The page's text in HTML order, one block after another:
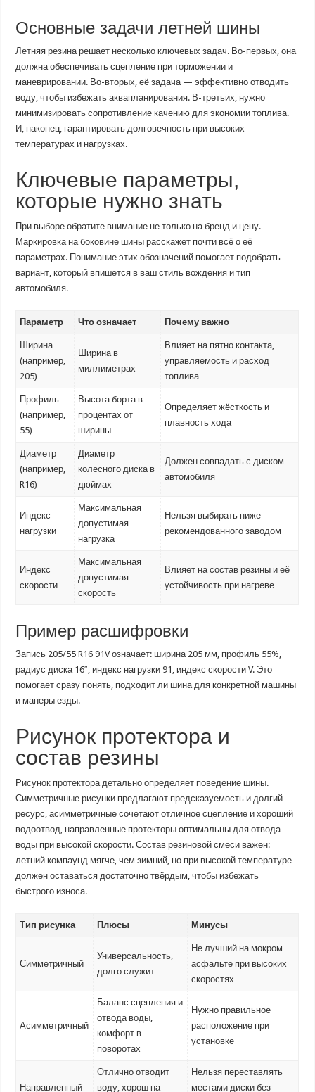
Основные задачи летней шины
Летняя резина решает несколько ключевых задач. Во-первых, она
должна обеспечивать сцепление при торможении и
маневрировании. Во-вторых, её задача — эффективно отводить
воду, чтобы избежать аквапланирования. В-третьих, нужно
минимизировать сопротивление качению для экономии топлива.
И, наконец, гарантировать долговечность при высоких
температурах и нагрузках.
Ключевые параметры,
которые нужно знать
При выборе обратите внимание не только на бренд и цену.
Маркировка на боковине шины расскажет почти всё о её
параметрах. Понимание этих обозначений помогает подобрать
вариант, который впишется в ваш стиль вождения и тип
автомобиля.
Параметр Что означает Почему важно
Ширина
(например,
205)
Ширина в
миллиметрах
Влияет на пятно контакта,
управляемость и расход
топлива
Профиль
(например,
55)
Высота борта в
процентах от
ширины
Определяет жёсткость и
плавность хода
Диаметр
(например,
R16)
Диаметр
колесного диска в
дюймах
Должен совпадать с диском
автомобиля
Индекс
нагрузки
Максимальная
допустимая
нагрузка
Нельзя выбирать ниже
рекомендованного заводом
Индекс
скорости
Максимальная
допустимая
скорость
Влияет на состав резины и её
устойчивость при нагреве
Пример расшифровки
Запись 205/55 R16 91V означает: ширина 205 мм, профиль 55%,
радиус диска 16″, индекс нагрузки 91, индекс скорости V. Это
помогает сразу понять, подходит ли шина для конкретной машины
и манеры езды.
Рисунок протектора и
состав резины
Рисунок протектора детально определяет поведение шины.
Симметричные рисунки предлагают предсказуемость и долгий
ресурс, асимметричные сочетают отличное сцепление и хороший
водоотвод, направленные протекторы оптимальны для отвода
воды при высокой скорости. Состав резиновой смеси важен:
летний компаунд мягче, чем зимний, но при высокой температуре
должен оставаться достаточно твёрдым, чтобы избежать
быстрого износа.
Тип рисунка Плюсы Минусы
Симметричный
Универсальность,
долго служит
Не лучший на мокром
асфальте при высоких
скоростях
Асимметричный
Баланс сцепления и
отвода воды,
комфорт в
поворотах
Нужно правильное
расположение при
установке
Направленный
Отлично отводит
воду, хорош на
Нельзя переставлять
местами диски без